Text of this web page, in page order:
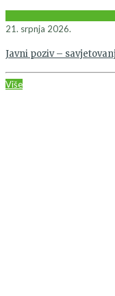
21. srpnja 2026.
Javni poziv –
Više